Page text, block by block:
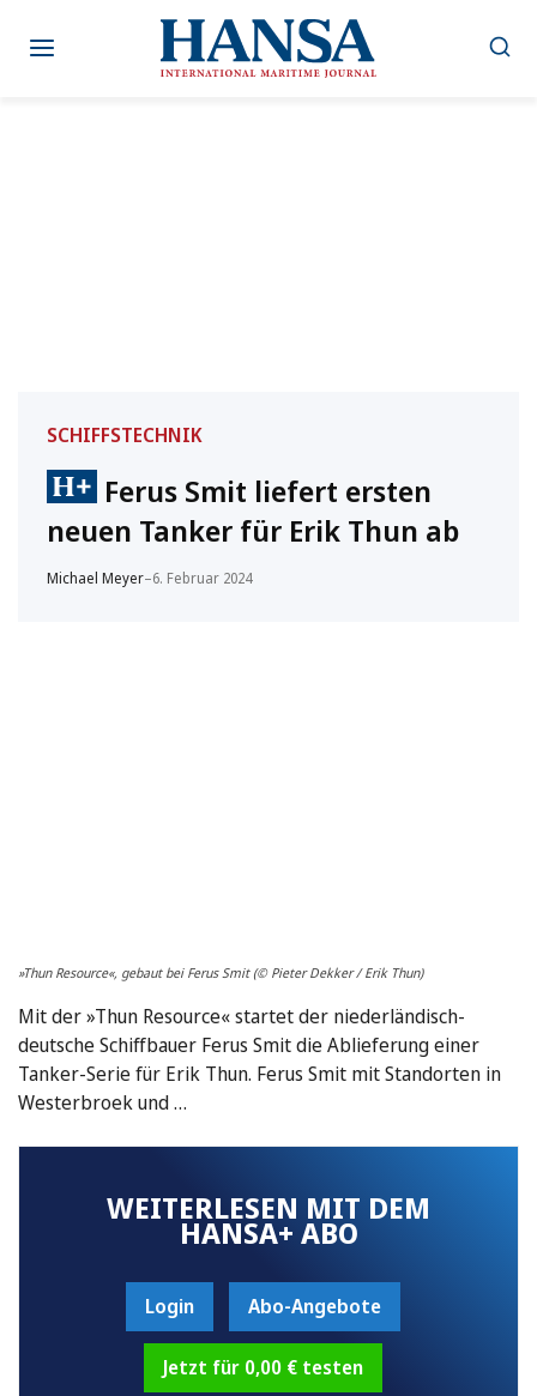
Inhalt
SCHIFFSTECHNIK
Ferus Smit liefert ersten
neuen Tanker für Erik Thun ab
Michael Meyer–6. Februar 2024
»Thun Resource«, gebaut bei Ferus Smit (© Pieter Dekker / Erik Thun)
Mit der »Thun Resource« startet der niederländisch-
deutsche Schiffbauer Ferus Smit die Ablieferung einer
Tanker-Serie für Erik Thun. Ferus Smit mit Standorten in
Westerbroek und …
WEITERLESEN MIT DEM
HANSA+ ABO
Login Abo-Angebote
Jetzt für 0,00 € testen